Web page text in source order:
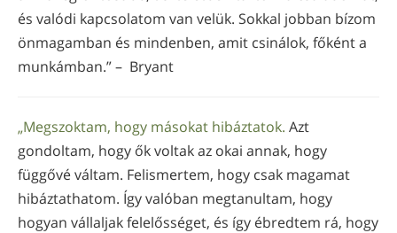
és valódi kapcsolatom van velük. Sokkal jobban bízom
önmagamban és mindenben, amit csinálok, főként a
munkámban.” – Bryant
„Megszoktam, hogy másokat hibáztatok. Azt
gondoltam, hogy ők voltak az okai annak, hogy
függővé váltam. Felismertem, hogy csak magamat
hibáztathatom. Így valóban megtanultam, hogy
hogyan vállaljak felelősséget, és így ébredtem rá, hogy